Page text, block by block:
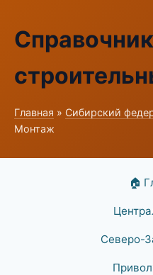
Справочник
Главная » Сибирский
Монтаж
🏠
Северо-